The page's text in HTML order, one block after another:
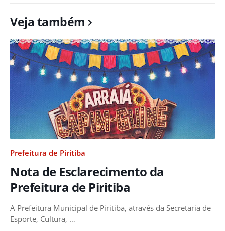
Veja também
Prefeitura de Piritiba
Nota de Esclarecimento da
Prefeitura de Piritiba
A Prefeitura Municipal de Piritiba, através da Secretaria de
Esporte, Cultura, …